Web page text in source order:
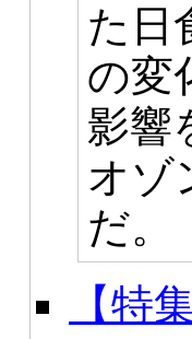
た日
の変
影響
オゾ
だ。
【特